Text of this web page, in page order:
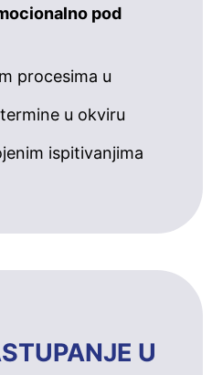
pod
procesima u
u okviru
ispitivanjima
U